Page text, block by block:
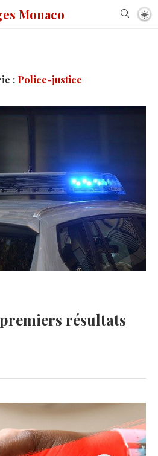
Monaco
: Police-justice
résultats